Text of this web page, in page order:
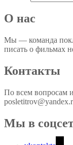
О нас
Мы — команда
писать о фильмах
Контакты
По всем вопросам
Мы в